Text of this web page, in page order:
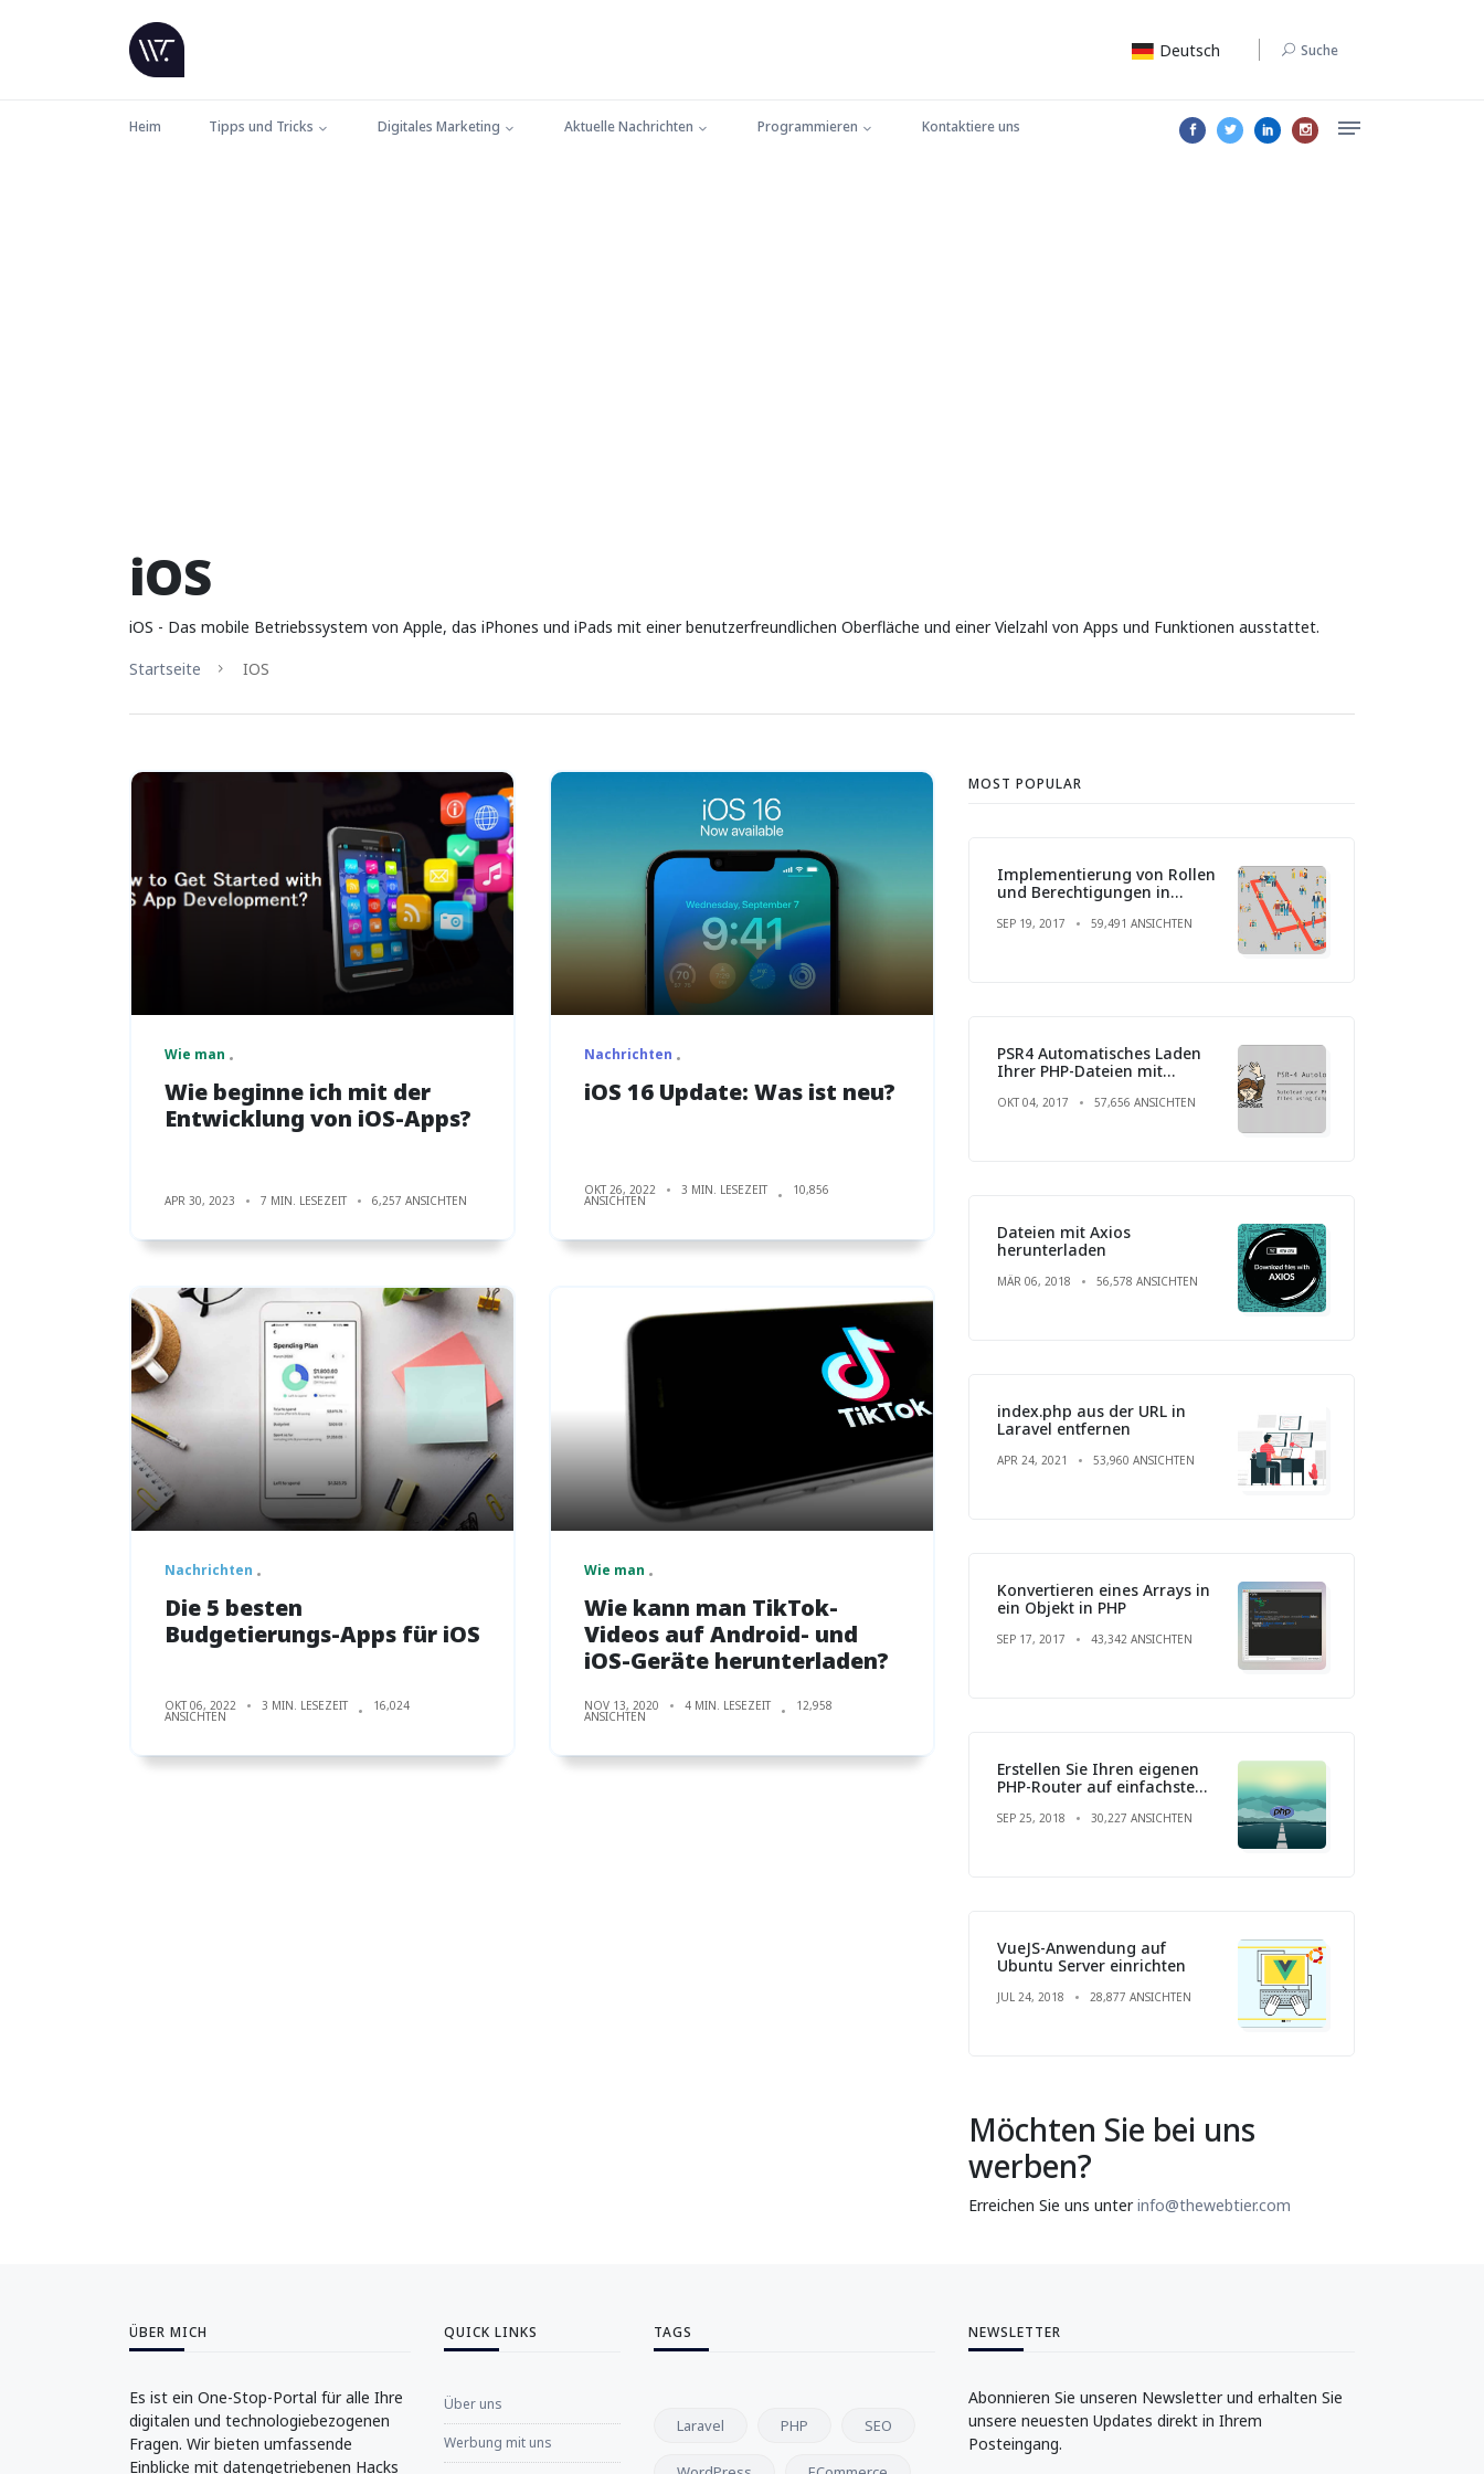
Deutsch Suche
Heim Tipps und Tricks Digitales Marketing Aktuelle Nachrichten Programmieren Kontaktiere uns
iOS
iOS - Das mobile Betriebssystem von Apple, das iPhones und iPads mit einer benutzerfreundlichen Oberfläche und einer Vielzahl von Apps und Funktionen ausstattet.
Startseite
IOS
Wie man
Wie beginne ich mit der
Entwicklung von iOS-Apps?
APR 30, 2023 7 MIN. LESEZEIT 6,257 ANSICHTEN
Nachrichten
iOS 16 Update: Was ist neu?
OKT 26, 2022 3 MIN. LESEZEIT 10,856
ANSICHTEN
Nachrichten
Die 5 besten
Budgetierungs-Apps für iOS
OKT 06, 2022 3 MIN. LESEZEIT 16,024
ANSICHTEN
Wie man
Wie kann man TikTok-
Videos auf Android- und
iOS-Geräte herunterladen?
NOV 13, 2020 4 MIN. LESEZEIT 12,958
ANSICHTEN
MOST POPULAR
Implementierung von Rollen
und Berechtigungen in
SEP 19, 2017 59,491 ANSICHTEN
PSR4 Automatisches Laden
Ihrer PHP-Dateien mit
OKT 04, 2017 57,656 ANSICHTEN
Dateien mit Axios
herunterladen
MÄR 06, 2018 56,578 ANSICHTEN
index.php aus der URL in
Laravel entfernen
APR 24, 2021 53,960 ANSICHTEN
Konvertieren eines Arrays in
ein Objekt in PHP
SEP 17, 2017 43,342 ANSICHTEN
Erstellen Sie Ihren eigenen
PHP-Router auf einfachste
SEP 25, 2018 30,227 ANSICHTEN
VueJS-Anwendung auf
Ubuntu Server einrichten
JUL 24, 2018 28,877 ANSICHTEN
Möchten Sie bei uns
werben?
Erreichen Sie uns unterinfo@thewebtier.com
ÜBER MICH
Es ist ein One-Stop-Portal für alle Ihre
digitalen und technologiebezogenen
Fragen. Wir bieten umfassende
Einblicke mit datengetriebenen Hacks
QUICK LINKS
Über uns
Werbung mit uns
TAGS
Laravel PHP SEO
NEWSLETTER
Abonnieren Sie unseren Newsletter und erhalten Sie
unsere neuesten Updates direkt in Ihrem
Posteingang.